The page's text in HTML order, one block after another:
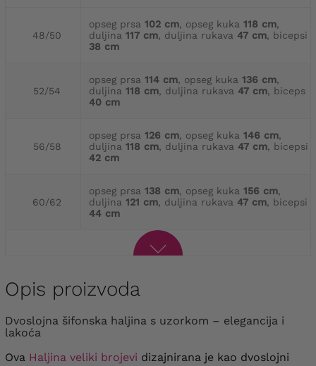
48/50
opseg prsa 102 cm, opseg kuka 118 cm,
duljina 117 cm, duljina rukava 47 cm, bicepsi
38 cm
52/54
opseg prsa 114 cm, opseg kuka 136 cm,
duljina 118 cm, duljina rukava 47 cm, biceps
40 cm
56/58
opseg prsa 126 cm, opseg kuka 146 cm,
duljina 118 cm, duljina rukava 47 cm, bicepsi
42 cm
60/62
opseg prsa 138 cm, opseg kuka 156 cm,
duljina 121 cm, duljina rukava 47 cm, bicepsi
44 cm
Opis proizvoda
Dvoslojna šifonska haljina s uzorkom – elegancija i
lakoća
Ova Haljina veliki brojevi dizajnirana je kao dvoslojni